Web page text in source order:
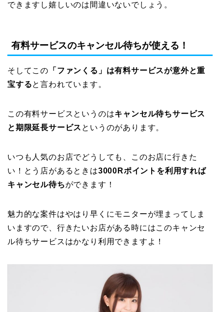
できますし嬉しいのは間違いないでしょう。
有料サービスのキャンセル待ちが使える！
そしてこの 「ファンくる」は有料サービスが意外と重
宝すると言われています。
この有料サービスというのはキャンセル待ちサービス
と期限延長サービス というのがあります。
いつも人気のお店でどうしても、このお店に行きた
い！とう店があるときは3000Rポイントを利用すれば
キャンセル待ちができます！
魅力的な案件はやはり早くにモニターが埋まってしま
いますので、行きたいお店がある時にはこのキャンセ
ル待ちサービスはかなり利用できますよ！